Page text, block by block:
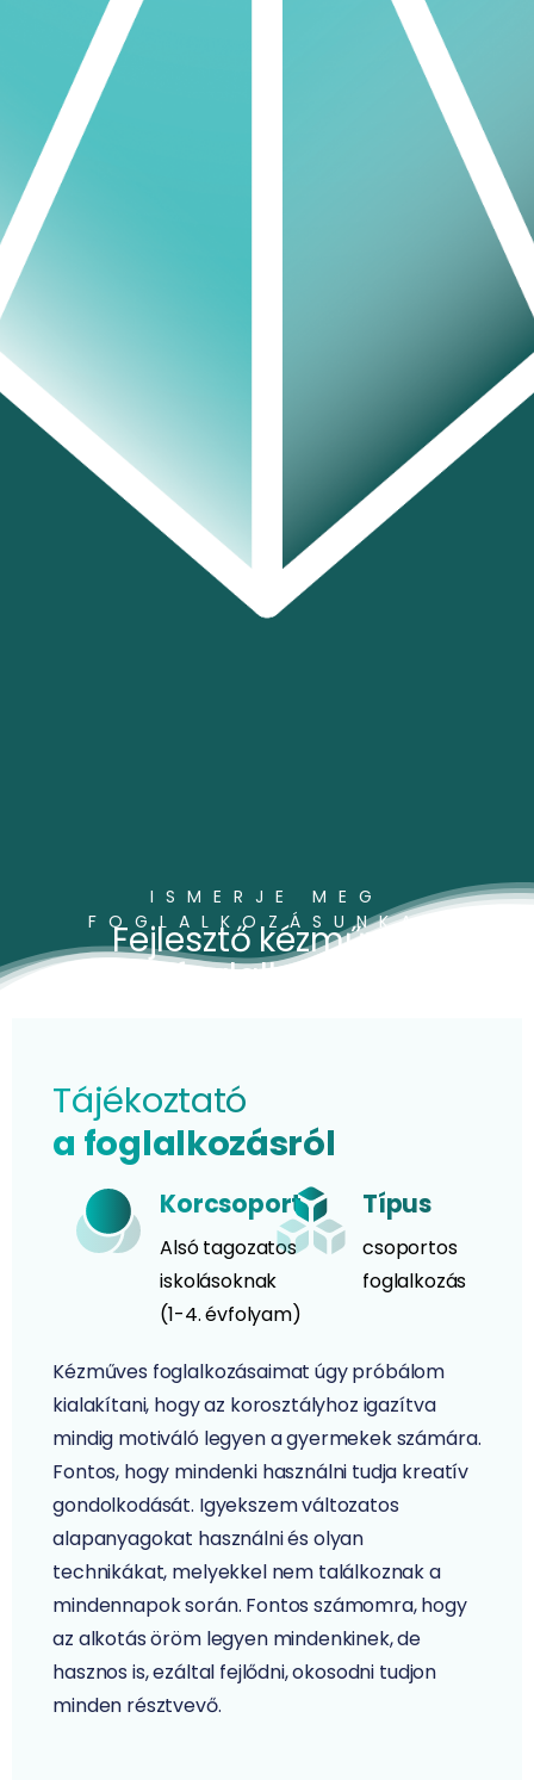
ISMERJE MEG
FOGLALKOZÁSUNKAT
Fejlesztő kézműves
foglalkozás
Tájékoztató
a foglalkozásról
Korcsoport
Alsó tagozatos
iskolásoknak
(1-4. évfolyam)
Típus
csoportos
foglalkozás
Kézműves foglalkozásaimat úgy próbálom
kialakítani, hogy az korosztályhoz igazítva
mindig motiváló legyen a gyermekek számára.
Fontos, hogy mindenki használni tudja kreatív
gondolkodását. Igyekszem változatos
alapanyagokat használni és olyan
technikákat, melyekkel nem találkoznak a
mindennapok során. Fontos számomra, hogy
az alkotás öröm legyen mindenkinek, de
hasznos is, ezáltal fejlődni, okosodni tudjon
minden résztvevő.